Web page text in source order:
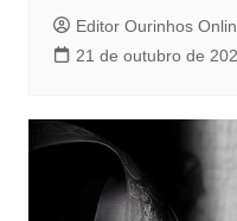
Editor Ourinhos
21 de outubro de